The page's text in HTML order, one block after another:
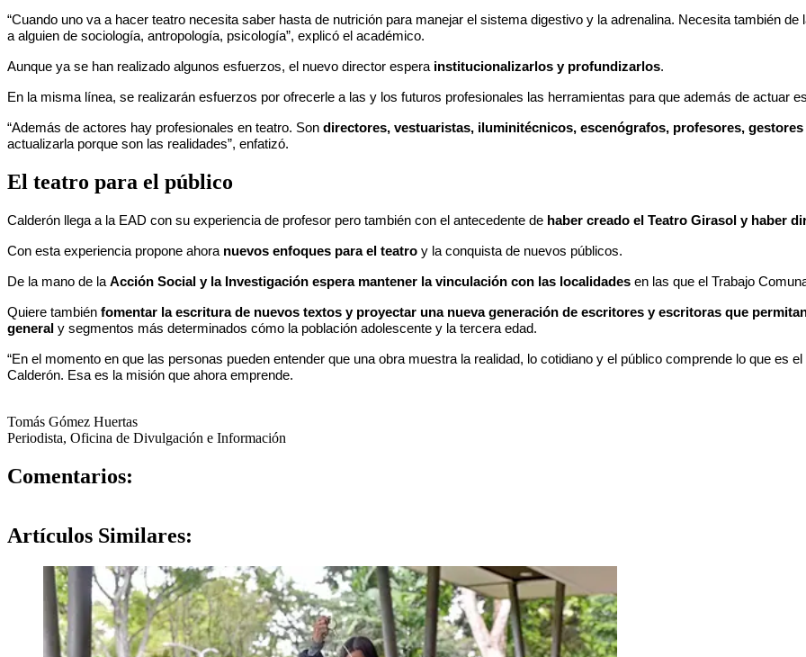
“Cuando uno va a hacer teatro necesita saber hasta de nutrición para manejar el sistema digestivo y la adrenalina. Necesita también
a alguien de sociología, antropología, psicología”, explicó el académico.
Aunque ya se han realizado algunos esfuerzos, el nuevo director espera institucionalizarlos y profundizarlos.
En la misma línea, se realizarán esfuerzos por ofrecerle a las y los futuros profesionales las herramientas para que además de actuar
“Además de actores hay profesionales en teatro. Son directores, vestuaristas, iluminitécnicos, escenógrafos, profesores,
actualizarla porque son las realidades”, enfatizó.
El teatro para el público
Calderón llega a la EAD con su experiencia de profesor pero también con el antecedente de haber creado el Teatro Girasol y haber
Con esta experiencia propone ahora nuevos enfoques para el teatro y la conquista de nuevos públicos.
De la mano de la Acción Social y la Investigación espera mantener la vinculación con las localidades en las que el Trabajo
Quiere también fomentar la escritura de nuevos textos y proyectar una nueva generación de escritores y escritoras que
general y segmentos más determinados cómo la población adolescente y la tercera edad.
“En el momento en que las personas pueden entender que una obra muestra la realidad, lo cotidiano y el público comprende lo que es
Calderón. Esa es la misión que ahora emprende.
Tomás Gómez Huertas
Periodista, Oficina de Divulgación e Información
Comentarios:
Artículos Similares: